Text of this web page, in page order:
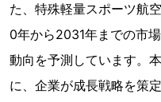
た、特殊軽量スポーツ航
0年から2031年までの市
動向を予測しています。
に、企業が成長戦略を策